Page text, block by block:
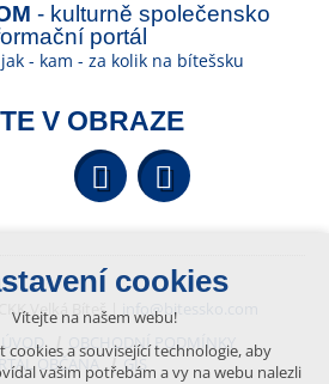
- kulturně společensko
portál
- kam - za kolik na bítešsku
V OBRAZE
Facebook YouTube
Velká Bíteš |
info@bitessko.com
ÚVOD
OBCHODNÍ PODMÍNKY
OBČANA
GIS
cookies
Vítejte na našem webu!
a související technologie, aby
vašim potřebám a vy na webu nalezli